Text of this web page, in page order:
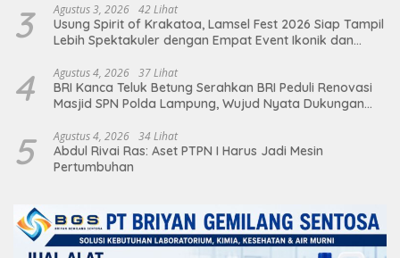
3 Agustus 3, 2026 42 Lihat
Usung Spirit of Krakatoa, Lamsel Fest 2026 Siap Tampil
Lebih Spektakuler dengan Empat Event Ikonik dan
4 Agustus 4, 2026 37 Lihat
BRI Kanca Teluk Betung Serahkan BRI Peduli Renovasi
Masjid SPN Polda Lampung, Wujud Nyata Dukungan
5 Agustus 4, 2026 34 Lihat
Abdul Rivai Ras: Aset PTPN I Harus Jadi Mesin
Pertumbuhan